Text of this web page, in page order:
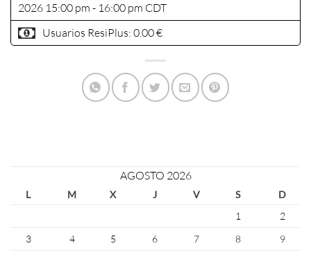
2026 15:00 pm - 16:00 pm CDT
Usuarios ResiPlus: 0.00 €
AGOSTO 2026
L M X J V S
D
1
2
3
4 5 6 7 8
9